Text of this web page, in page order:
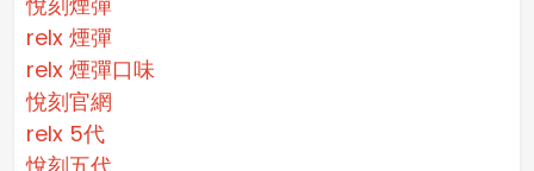
relx 煙彈
relx 煙彈口味
悅刻官網
relx 5代